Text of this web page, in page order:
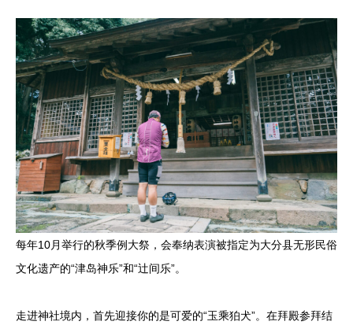
每年10月举行的秋季例大祭，会奉纳表演被指定为大分县无形民俗
文化遗产的“津岛神乐”和“辻间乐”。
走进神社境内，首先迎接你的是可爱的“玉乘狛犬”。在拜殿参拜结